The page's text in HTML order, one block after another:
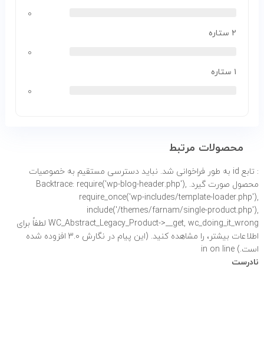
۰
۲ ستاره
۰
۱ ستاره
۰
محصولات مرتبط
: تابع id به طور
فراخوانی شد. نباید دسترسی مستقیم به خصوصیات
محصول صورت گیرد. Backtrace: require('wp-blog-header.php'),
require_once('wp-includes/template-loader.php'),
include('/themes/farnam/single-product.php'),
WC_Abstract_Legacy_Product->__get, wc_doing_it_wrong لطفاً برای
اطلاعات بیشتر،
را مشاهده کنید. (این پیام در نگارش 3.0 افزوده شده
است.) in on line
نادرست